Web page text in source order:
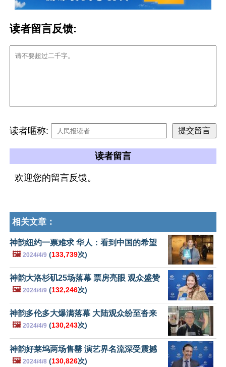
读者留言反馈:
读者暱称:
读者留言
欢迎您的留言反馈。
相关文章：
神韵纽约一票难求 华人：看到中国的希望
🖼️ 2024/4/9 (133,739次)
神韵大洛杉矶25场落幕 票房亮眼 观众盛赞
🖼️ 2024/4/9 (132,246次)
神韵多伦多大爆满落幕 大陆观众纷至沓来
🖼️ 2024/4/9 (130,243次)
神韵好莱坞两场售罄 演艺界名流深受震撼
🖼️ 2024/4/8 (130,826次)